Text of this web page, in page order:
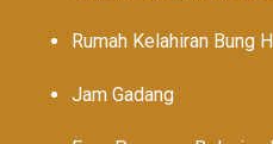
Rumah Kelahiran Bung
Jam Gadang